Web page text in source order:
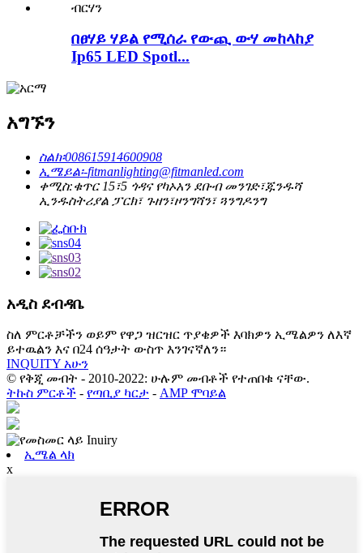
በፀሃይ ሃይል የሚሰራ የውጪ ውሃ መከላከያ
Ip65 LED Spotl...
አግኙን
ስልክ፡008615914600908
ኢሜይል፡-fitmanlighting@fitmanled.com
ቀሚስ:ቁጥር 15፣5 ጎዳና የካኦአን ደቡብ መንገድ፣ጁንዱሻ
ኢንዱስትሪያል ፓርክ፣ ጉዘን፣ዞንግሻን፣ ጓንግዶንግ
አዲስ ደብዳቤ
ስለ ምርቶቻችን ወይም የዋጋ ዝርዝር ጥያቄዎች እባክዎን ኢሜልዎን ለእኛ
ይተዉልን እና በ24 ሰዓታት ውስጥ እንገናኛለን።
INQUITY አሁን
© የቅጂ መብት - 2010-2022: ሁሉም መብቶች የተጠበቁ ናቸው.
ትኩስ ምርቶች - የጣቢያ ካርታ - AMP ሞባይል
ኢሜል ላክ
x